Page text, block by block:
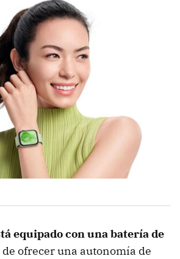
equipado con una batería de
de ofrecer una autonomía de